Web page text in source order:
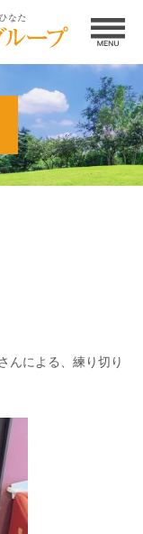
んによる、練り切り